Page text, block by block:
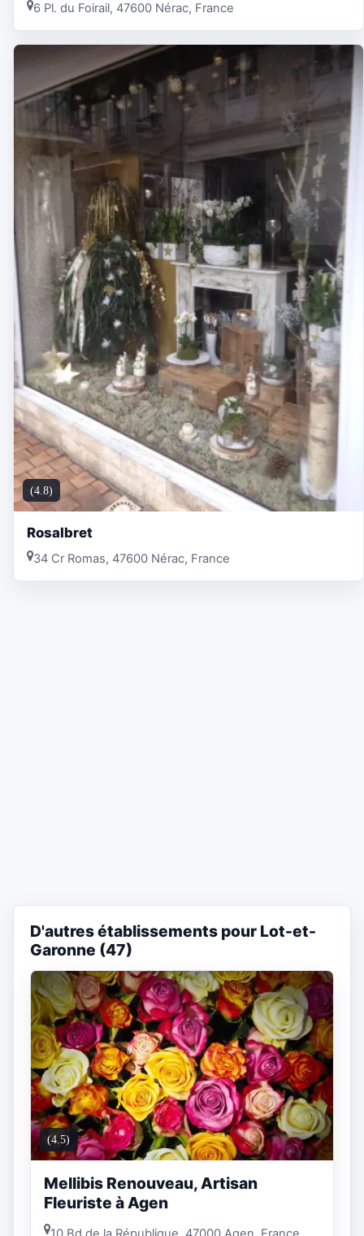
6 Pl. du Foirail, 47600 Nérac, France
(4.8)
Rosalbret
34 Cr Romas, 47600 Nérac, France
D'autres établissements pour Lot-et-
Garonne (47)
(4.5)
Mellibis Renouveau, Artisan
Fleuriste à Agen